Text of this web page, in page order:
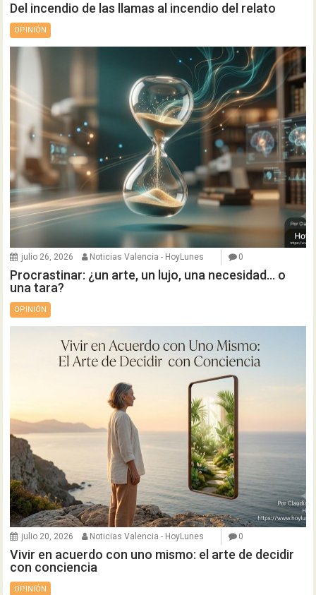
Del incendio de las llamas al incendio del relato
OPINIÓN
julio 26, 2026 Noticias Valencia - HoyLunes 0
Procrastinar: ¿un arte, un lujo, una necesidad… o
una tara?
OPINIÓN
julio 20, 2026 Noticias Valencia - HoyLunes 0
Vivir en acuerdo con uno mismo: el arte de decidir
con conciencia
OPINIÓN